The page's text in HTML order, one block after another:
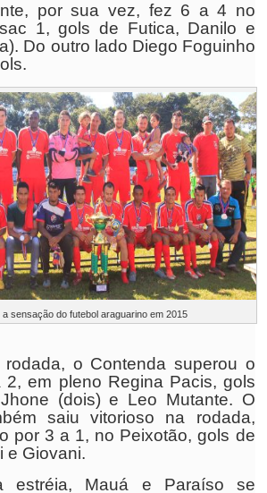
por sua vez, fez 6 a 4 no
1, gols de Futica, Danilo e
Do outro lado Diego Foguinho
sensação do futebol araguarino em 2015
o Contenda superou o
2, em pleno Regina Pacis, gols
(dois) e Leo Mutante. O
saiu vitorioso na rodada,
por 3 a 1, no Peixotão, gols de
e Giovani.
estréia, Mauá e Paraíso se